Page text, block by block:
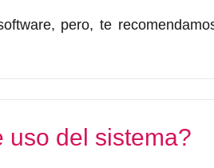
pero, te
uso del sistema?